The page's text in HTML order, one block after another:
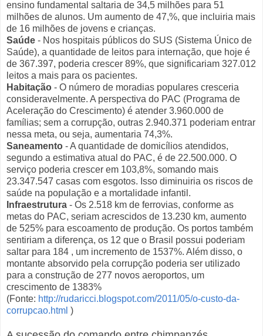
ensino fundamental saltaria de 34,5 milhões para 51
milhões de alunos. Um aumento de 47,%, que incluiria mais
de 16 milhões de jovens e crianças.
Saúde - Nos hospitais públicos do SUS (Sistema Único de
Saúde), a quantidade de leitos para internação, que hoje é
de 367.397, poderia crescer 89%, que significariam 327.012
leitos a mais para os pacientes.
Habitação - O número de moradias populares cresceria
consideravelmente. A perspectiva do PAC (Programa de
Aceleração do Crescimento) é atender 3.960.000 de
famílias; sem a corrupção, outras 2.940.371 poderiam entrar
nessa meta, ou seja, aumentaria 74,3%.
Saneamento - A quantidade de domicílios atendidos,
segundo a estimativa atual do PAC, é de 22.500.000. O
serviço poderia crescer em 103,8%, somando mais
23.347.547 casas com esgotos. Isso diminuiria os riscos de
saúde na população e a mortalidade infantil.
Infraestrutura - Os 2.518 km de ferrovias, conforme as
metas do PAC, seriam acrescidos de 13.230 km, aumento
de 525% para escoamento de produção. Os portos também
sentiriam a diferença, os 12 que o Brasil possui poderiam
saltar para 184 , um incremento de 1537%. Além disso, o
montante absorvido pela corrupção poderia ser utilizado
para a construção de 277 novos aeroportos, um
crescimento de 1383%
(Fonte: http://rudaricci.blogspot.com/2011/05/o-custo-da-
corrupcao.html )